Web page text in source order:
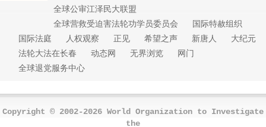
全球公审江泽民大联盟
全球营救受迫害法轮功学员委员会
国际特赦组织
国际法庭
人权观察 正见 希望之声 新唐人
大纪元
法轮大法在长春
动态网 无界浏览
网门
全球退党服务中心
Copyright © 2002-2026 World Organization to Investigate
the